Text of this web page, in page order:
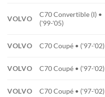
VOLVO
C70 Convertible (I) •
('99-'05)
VOLVO C70 Coupé • ('97-'02)
VOLVO C70 Coupé • ('97-'02)
VOLVO C70 Coupé • ('97-'02)